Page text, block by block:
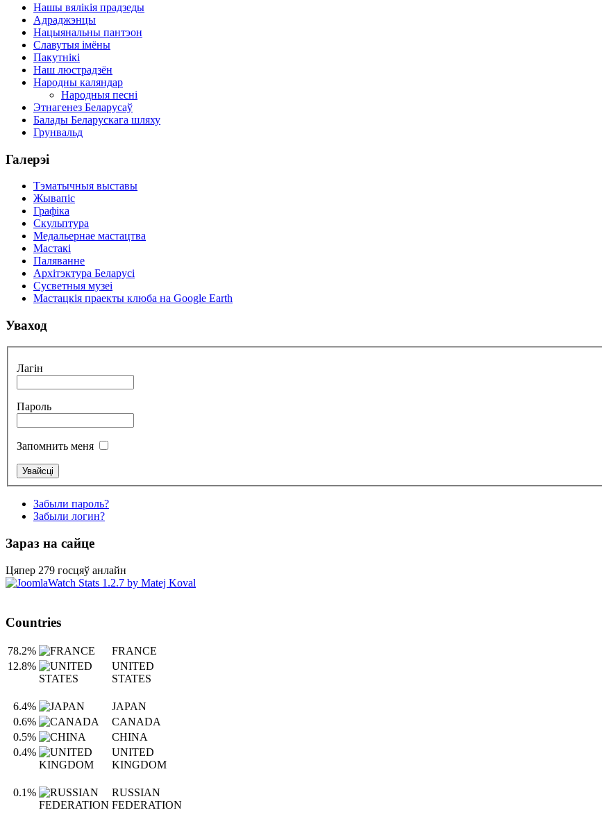
Нашы вялікія прадзеды
Адраджэнцы
Нацыянальны пантэон
Славутыя імёны
Пакутнікі
Наш люстрадзён
Народны каляндар
Народныя песні
Этнагенез Беларусаў
Балады Беларускага шляху
Грунвальд
Галерэі
Тэматычныя выставы
Жывапіс
Графіка
Скульптура
Медальернае мастацтва
Мастакі
Паляванне
Архітэктура Беларусі
Сусветныя музеі
Мастацкія праекты клюба на Google Earth
Уваход
Лагін
Пароль
Запомнить меня
Забыли пароль?
Забыли логин?
Зараз на сайце
Цяпер 279 госцяў анлайн
Countries
78.2%
FRANCE
12.8%
UNITED
STATES
6.4%
JAPAN
0.6%
CANADA
0.5%
CHINA
0.4%
UNITED
KINGDOM
0.1%
RUSSIAN
FEDERATION